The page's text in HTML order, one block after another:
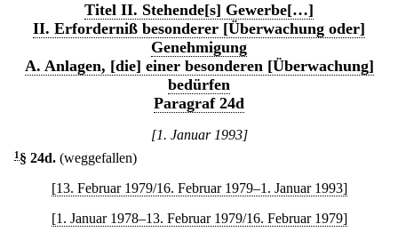
Titel II. Stehende[s] Gewerbe[…]
II. Erforderniß besonderer [Überwachung oder]
Genehmigung
A. Anlagen, [die] einer besonderen [Überwachung]
bedürfen
Paragraf 24d
[1. Januar 1993]
1 § 24d. (weggefallen)
[13. Februar 1979/16. Februar 1979–1. Januar 1993]
[1. Januar 1978–13. Februar 1979/16. Februar 1979]